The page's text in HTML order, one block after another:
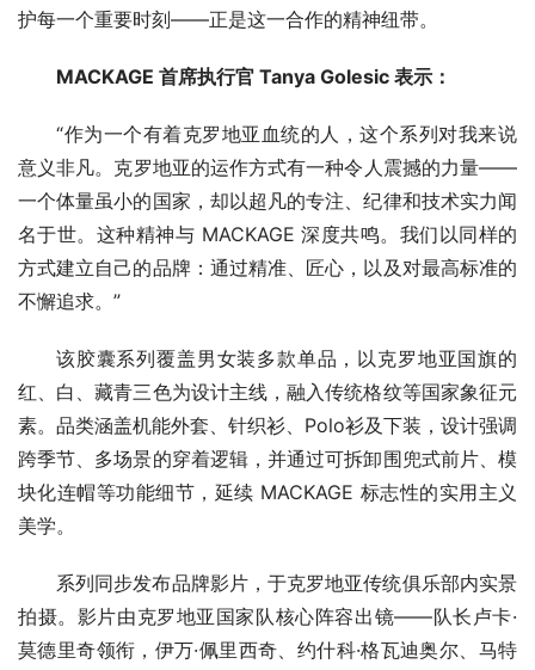
护每一个重要时刻——正是这一合作的精神纽带。
MACKAGE 首席执行官 Tanya Golesic 表示 ：
“作为一个有着克罗地亚血统的人，这个系列对我来说
意义非凡。克罗地亚的运作方式有一种令人震撼的力量——
一个体量虽小的国家，却以超凡的专注、纪律和技术实力闻
名于世。这种精神与 MACKAGE 深度共鸣。我们以同样的
方式建立自己的品牌：通过精准、匠心，以及对最高标准的
不懈追求。”
该胶囊系列覆盖男女装多款单品，以克罗地亚国旗的
红、白、藏青三色为设计主线，融入传统格纹等国家象征元
素。品类涵盖机能外套、针织衫、Polo衫及下装，设计强调
跨季节、多场景的穿着逻辑，并通过可拆卸围兜式前片、模
块化连帽等功能细节，延续 MACKAGE 标志性的实用主义
美学。
系列同步发布品牌影片，于克罗地亚传统俱乐部内实景
拍摄。影片由克罗地亚国家队核心阵容出镜——队长卢卡·
莫德里奇领衔，伊万·佩里西奇、约什科·格瓦迪奥尔、马特